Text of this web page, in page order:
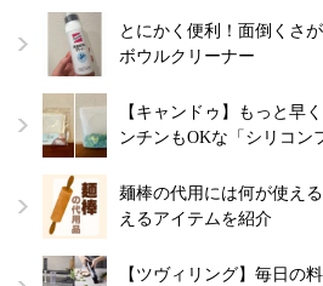
とにかく便利！面倒くさ
ボウルクリーナー
【キャンドゥ】もっと早
ンチンもOKな「シリコン
麺棒の代用には何が使え
えるアイテムを紹介
【ツヴィリング】毎日の